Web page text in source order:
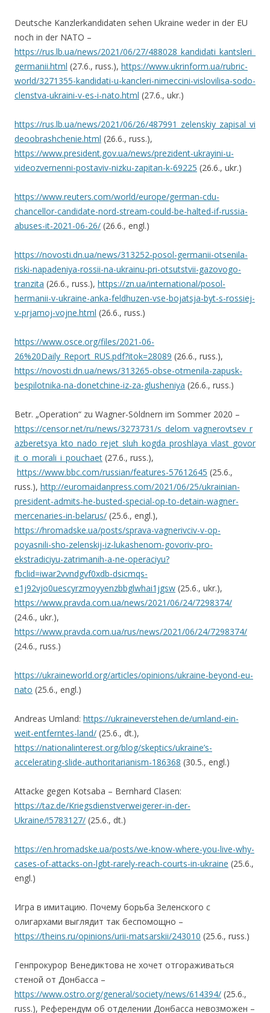
Deutsche Kanzlerkandidaten sehen Ukraine weder in der EU
noch in der NATO –
https://rus.lb.ua/news/2021/06/27/488028_kandidati_kantsleri_
germanii.html (27.6., russ.), https://www.ukrinform.ua/rubric-
world/3271355-kandidati-u-kancleri-nimeccini-vislovilisa-sodo-
clenstva-ukraini-v-es-i-nato.html (27.6., ukr.)
https://rus.lb.ua/news/2021/06/26/487991_zelenskiy_zapisal_vi
deoobrashchenie.html (26.6., russ.),
https://www.president.gov.ua/news/prezident-ukrayini-u-
videozvernenni-postaviv-nizku-zapitan-k-69225 (26.6., ukr.)
https://www.reuters.com/world/europe/german-cdu-
chancellor-candidate-nord-stream-could-be-halted-if-russia-
abuses-it-2021-06-26/ (26.6., engl.)
https://novosti.dn.ua/news/313252-posol-germanii-otsenila-
riski-napadeniya-rossii-na-ukrainu-pri-otsutstvii-gazovogo-
tranzita (26.6., russ.), https://zn.ua/international/posol-
hermanii-v-ukraine-anka-feldhuzen-vse-bojatsja-byt-s-rossiej-
v-prjamoj-vojne.html (26.6., russ.)
https://www.osce.org/files/2021-06-
26%20Daily_Report_RUS.pdf?itok=28089 (26.6., russ.),
https://novosti.dn.ua/news/313265-obse-otmenila-zapusk-
bespilotnika-na-donetchine-iz-za-glusheniya (26.6., russ.)
Betr. „Operation“ zu Wagner-Söldnern im Sommer 2020 –
https://censor.net/ru/news/3273731/s_delom_vagnerovtsev_r
azberetsya_kto_nado_rejet_sluh_kogda_proshlaya_vlast_govor
it_o_morali_i_pouchaet (27.6., russ.),
https://www.bbc.com/russian/features-57612645 (25.6.,
russ.), http://euromaidanpress.com/2021/06/25/ukrainian-
president-admits-he-busted-special-op-to-detain-wagner-
mercenaries-in-belarus/ (25.6., engl.),
https://hromadske.ua/posts/sprava-vagnerivciv-v-op-
poyasnili-sho-zelenskij-iz-lukashenom-govoriv-pro-
ekstradiciyu-zatrimanih-a-ne-operaciyu?
fbclid=iwar2vvndgvf0xdb-dsicmqs-
e1j92vjo0uescyrzmoyyenzbbglwhai1jgsw (25.6., ukr.),
https://www.pravda.com.ua/news/2021/06/24/7298374/
(24.6., ukr.),
https://www.pravda.com.ua/rus/news/2021/06/24/7298374/
(24.6., russ.)
https://ukraineworld.org/articles/opinions/ukraine-beyond-eu-
nato (25.6., engl.)
Andreas Umland: https://ukraineverstehen.de/umland-ein-
weit-entferntes-land/ (25.6., dt.),
https://nationalinterest.org/blog/skeptics/ukraine’s-
accelerating-slide-authoritarianism-186368 (30.5., engl.)
Attacke gegen Kotsaba – Bernhard Clasen:
https://taz.de/Kriegsdienstverweigerer-in-der-
Ukraine/!5783127/ (25.6., dt.)
https://en.hromadske.ua/posts/we-know-where-you-live-why-
cases-of-attacks-on-lgbt-rarely-reach-courts-in-ukraine (25.6.,
engl.)
Игра в имитацию. Почему борьба Зеленского с
олигархами выглядит так беспомощно –
https://theins.ru/opinions/urii-matsarskii/243010 (25.6., russ.)
Генпрокурор Венедиктова не хочет отгораживаться
стеной от Донбасса –
https://www.ostro.org/general/society/news/614394/ (25.6.,
russ.), Референдум об отделении Донбасса невозможен –